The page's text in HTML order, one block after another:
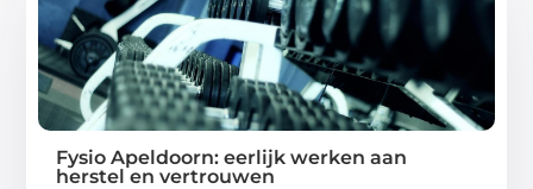
Fysio Apeldoorn: eerlijk werken aan
herstel en vertrouwen